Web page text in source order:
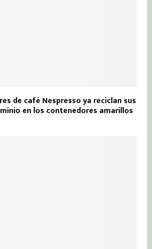
de café Nespresso ya reciclan sus
en los contenedores amarillos